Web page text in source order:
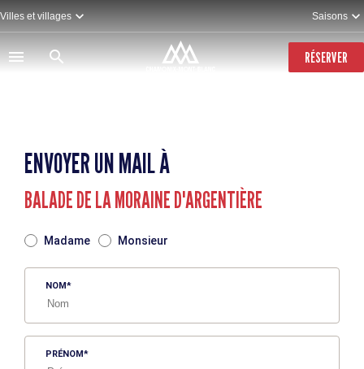
Aller
au
contenu
principal
Villes et villages Saisons
RÉSERVER
ENVOYER UN MAIL À
BALADE DE LA MORAINE D'ARGENTIÈRE
Madame Monsieur
NOM
PRÉNOM